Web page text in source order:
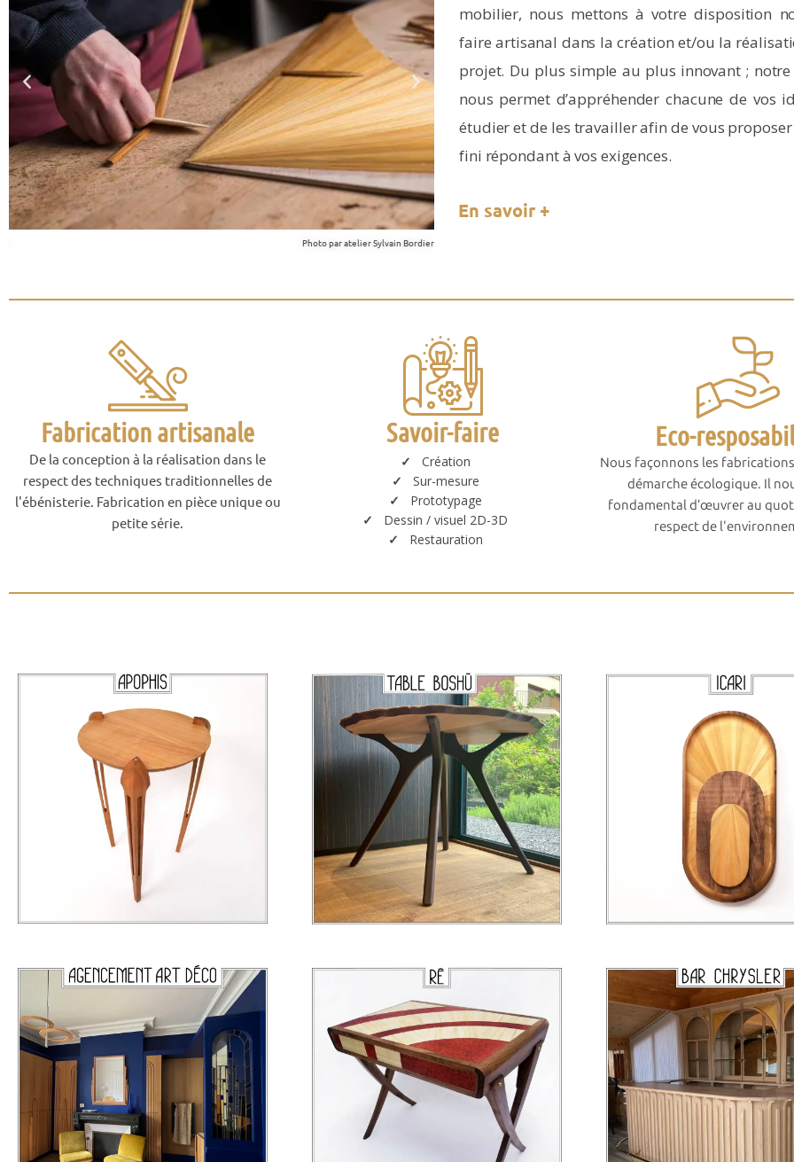
Photo par atelier Sylvain Bordier
mobilier, nous mettons à votre disposition
faire artisanal dans la création et/ou la
projet. Du plus simple au plus innovant ; notre
nous permet d’appréhender chacune de vos
étudier et de les travailler afin de vous
fini répondant à vos exigences.
En savoir +
Fabrication artisanale
De la conception à la réalisation dans le
respect des techniques traditionnelles de
l'ébénisterie. Fabrication en pièce unique ou
petite série.
Savoir-faire
✓ Création
✓ Sur-mesure
✓ Prototypage
✓ Dessin / visuel 2D-3D
✓ Restauration
Eco-
Nous façonnons les
démarche écologique. Il
fondamental d’œuvrer au
respect de
GUÉRIDON APOPHIS TABLE BOSHŪ APPLIQUE ICARI
RÉALISATION D'AGECEMENT SUR MESURE BUREAU RÊ RÉALISATION SUR MESURE